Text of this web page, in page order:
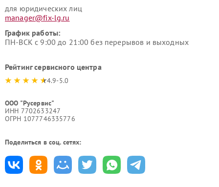
для юридических лиц
manager@fix-lg.ru
График работы:
ПН-ВСК с 9:00 до 21:00 без перерывов и выходных
Рейтинг сервисного центра
4.9-5.0
ООО "Русервис"
ИНН 7702633247
ОГРН 1077746335776
Поделиться в соц. сетях: